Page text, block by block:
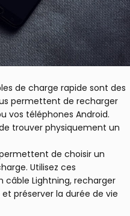
de charge rapide sont des
permettent de recharger
vos téléphones Android.
trouver physiquement un
de choisir un
Utilisez ces
Lightning, recharger
préserver la durée de vie